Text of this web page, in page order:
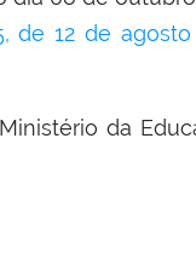
de 12 de
da